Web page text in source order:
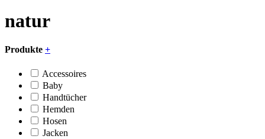
natur
Produkte +
Accessoires
Baby
Handtücher
Hemden
Hosen
Jacken